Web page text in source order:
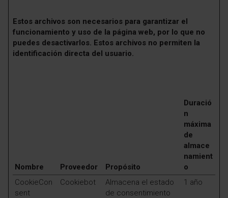
Estos archivos son necesarios para garantizar el
funcionamiento y uso de la página web, por lo que no
puedes desactivarlos. Estos archivos no permiten la
identificación directa del usuario.
Nombre Proveedor Propósito
Duració
n
máxima
de
almace
namient
o
CookieCon
sent
Cookiebot
Almacena el estado
de consentimiento
1 año